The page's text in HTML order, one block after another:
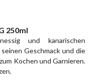
250ml
und kanarischen
Geschmack und die
Kochen und Garnieren.